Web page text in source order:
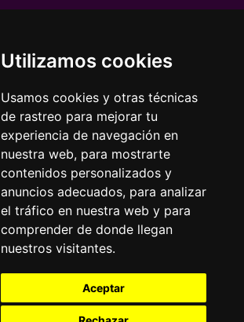
Utilizamos cookies
Usamos cookies y otras técnicas
de rastreo para mejorar tu
experiencia de navegación en
nuestra web, para mostrarte
contenidos personalizados y
anuncios adecuados, para analizar
el tráfico en nuestra web y para
comprender de donde llegan
nuestros visitantes.
Aceptar